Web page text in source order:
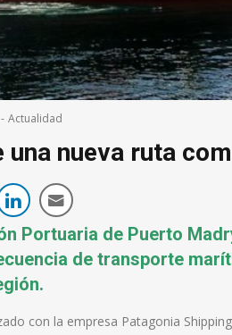
- Actualidad
una nueva ruta
Portuaria de Puerto
de transporte
con la empresa Patagonia